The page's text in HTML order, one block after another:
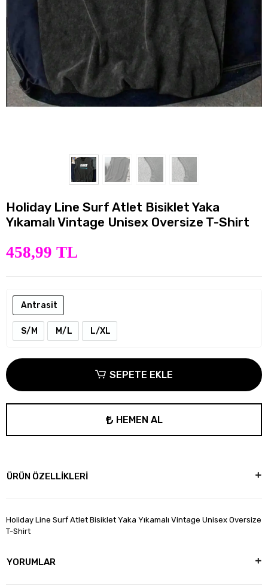
Holiday Line Surf Atlet Bisiklet Yaka
Yıkamalı Vintage Unisex Oversize T-Shirt
458,99 TL
Antrasit
S/M M/L L/XL
SEPETE EKLE
HEMEN AL
ÜRÜN ÖZELLİKLERİ
Holiday Line Surf Atlet Bisiklet Yaka Yıkamalı Vintage Unisex Oversize
T-Shirt
YORUMLAR